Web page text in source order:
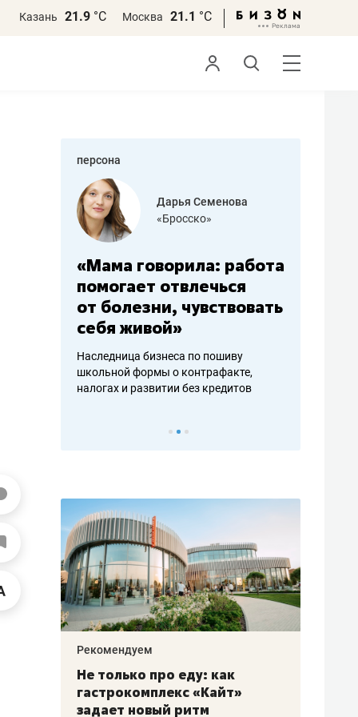
Казань 21.9 °С Москва 21.1 °С
персона
Дарья Семенова
«Бросско»
«Мама говорила: работа
помогает отвлечься
от болезни, чувствовать
себя живой»
Наследница бизнеса по пошиву
школьной формы о контрафакте,
налогах и развитии без кредитов
Рекомендуем
Не только про еду: как
гастрокомплекс «Кайт»
задает новый ритм